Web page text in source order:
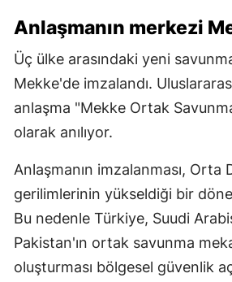
Anlaşmanın merkezi
Üç ülke arasındaki yeni
Mekke'de imzalandı.
anlaşma "Mekke Ortak
olarak anılıyor.
Anlaşmanın imzalanması, Orta
gerilimlerinin yükseldiği bir
Bu nedenle Türkiye, Suudi
Pakistan'ın ortak savunma
oluşturması bölgesel güvenlik